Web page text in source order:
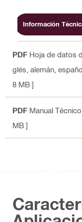
Información
PDF Hoja de datos
glés, alemán,
8 MB ]
PDF Manual
MB ]